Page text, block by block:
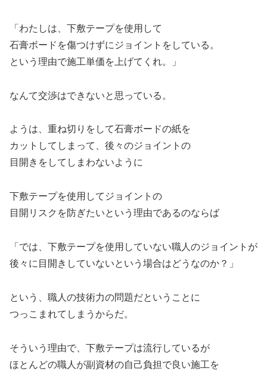
「わたしは、下敷テープを使用して
石膏ボードを傷つけずにジョイントをしている。
という理由で施工単価を上げてくれ。」
なんて交渉はできないと思っている。
ようは、重ね切りをして石膏ボードの紙を
カットしてしまって、後々のジョイントの
目開きをしてしまわないように
下敷テープを使用してジョイントの
目開リスクを防ぎたいという理由であるのならば
「では、下敷テープを使用していない職人のジョイントが
後々に目開きしていないという場合はどうなのか？」
という、職人の技術力の問題だということに
つっこまれてしまうからだ。
そういう理由で、下敷テープは流行しているが
ほとんどの職人が副資材の自己負担で良い施工を